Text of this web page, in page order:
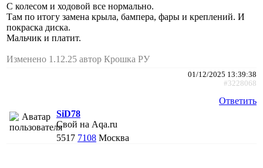
С колесом и ходовой все нормально.
Там по итогу замена крыла, бампера, фары и креплений. И
покраска диска.
Мальчик и платит.
Изменено 1.12.25 автор Крошка РУ
01/12/2025 13:39:38
#3228068
Ответить
SiD78
Свой на Aqa.ru
5517 7108 Москва